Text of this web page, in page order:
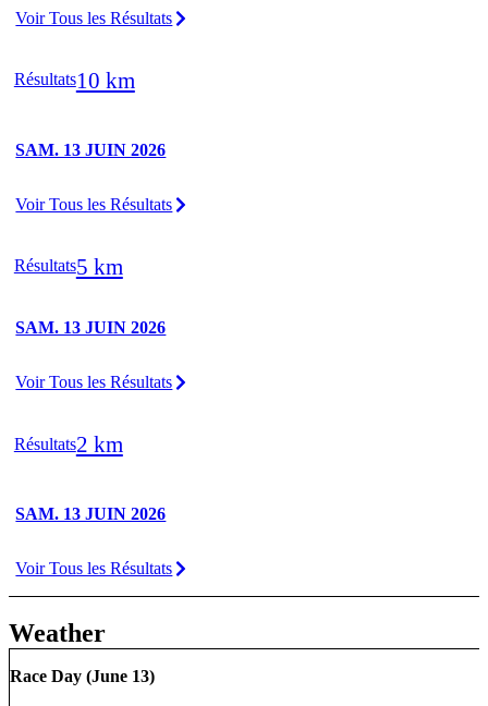
Voir Tous les Résultats
Résultats10 km
SAM. 13 JUIN 2026
Voir Tous les Résultats
Résultats5 km
SAM. 13 JUIN 2026
Voir Tous les Résultats
Résultats2 km
SAM. 13 JUIN 2026
Voir Tous les Résultats
Weather
Race Day (June 13)